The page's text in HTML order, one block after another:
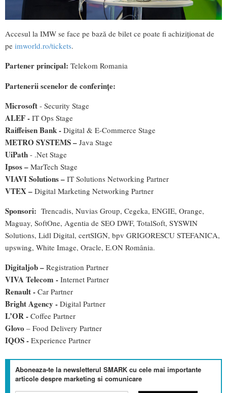
Accesul la IMW se face pe bază de bilet ce poate fi achiziționat de
pe imworld.ro/tickets.
Partener principal: Telekom Romania
Partenerii scenelor de conferințe:
Microsoft - Security Stage
ALEF - IT Ops Stage
Raiffeisen Bank - Digital & E-Commerce Stage
METRO SYSTEMS – Java Stage
UiPath - .Net Stage
Ipsos – MarTech Stage
VIAVI Solutions – IT Solutions Networking Partner
VTEX – Digital Marketing Networking Partner
Sponsori: Trencadis, Nuvias Group, Cegeka, ENGIE, Orange,
Maguay, SoftOne, Agentia de SEO DWF, TotalSoft, SYSWIN
Solutions, Lidl Digital, certSIGN, bpv GRIGORESCU STEFANICA,
upswing, White Image, Oracle, E.ON România.
Digitaljob – Registration Partner
VIVA Telecom - Internet Partner
Renault - Car Partner
Bright Agency - Digital Partner
L’OR - Coffee Partner
Glovo – Food Delivery Partner
IQOS - Experience Partner
Aboneaza-te la newsletterul SMARK cu cele mai importante
articole despre marketing si comunicare